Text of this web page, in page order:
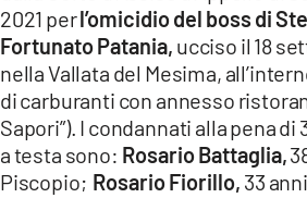
ILVIBONESE.IT
CATANZAROCHANNEL.IT
LACAPITALENEWS.IT
App
2021 perl’omicidio del boss di
Fortunato Patania, ucciso il 18
nella Vallata del Mesima,
di carburanti con annesso
Sapori”). I condannati alla pena
a testa sono: Rosario Battaglia,
Piscopio; Rosario Fiorillo, 33